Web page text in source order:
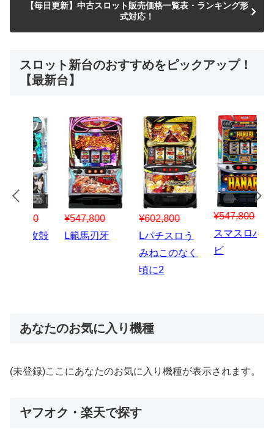
【毎日更新】中古スロット販売価格一覧表・ランキング形
式対応！
スロット新台のおすすめをピックアップ！
【最新台】
¥547,800
スマスロハナ
¥150,000
スマスロ秘宝
¥1,867,800
Lパチスロ 炎
炎ノ消防隊2
あなたのお気に入り機種
(未登録)ここにあなたのお気に入り機種が表示されます。
ヤフオク・楽天で探す